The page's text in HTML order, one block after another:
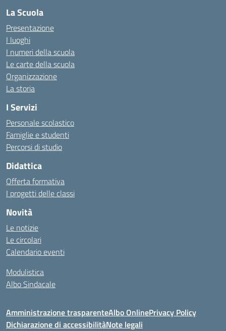
La Scuola
Presentazione
I luoghi
I numeri della scuola
Le carte della scuola
Organizzazione
La storia
I Servizi
Personale scolastico
Famiglie e studenti
Percorsi di studio
Didattica
Offerta formativa
I progetti delle classi
Novità
Le notizie
Le circolari
Calendario eventi
Modulistica
Albo Sindacale
Amministrazione trasparenteAlbo OnlinePrivacy Policy
Dichiarazione di accessibilitàNote legali